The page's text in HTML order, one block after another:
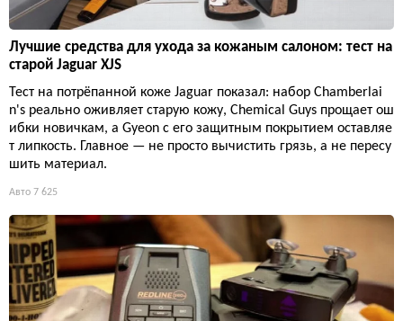
Лучшие средства для ухода за кожаным салоном: тест на
старой Jaguar XJS
Тест на потрёпанной коже Jaguar показал: набор Chamberlai
n's реально оживляет старую кожу, Chemical Guys прощает ош
ибки новичкам, а Gyeon с его защитным покрытием оставляе
т липкость. Главное — не просто вычистить грязь, а не пересу
шить материал.
Авто 7 625